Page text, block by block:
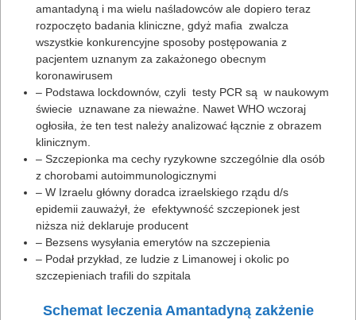
amantadyną i ma wielu naśladowców ale dopiero teraz
rozpoczęto badania kliniczne, gdyż mafia zwalcza
wszystkie konkurencyjne sposoby postępowania z
pacjentem uznanym za zakażonego obecnym
koronawirusem
– Podstawa lockdownów, czyli testy PCR są w naukowym
świecie uznawane za nieważne. Nawet WHO wczoraj
ogłosiła, że ten test należy analizować łącznie z obrazem
klinicznym.
– Szczepionka ma cechy ryzykowne szczególnie dla osób
z chorobami autoimmunologicznymi
– W Izraelu główny doradca izraelskiego rządu d/s
epidemii zauważył, że efektywność szczepionek jest
niższa niż deklaruje producent
– Bezsens wysyłania emerytów na szczepienia
– Podał przykład, ze ludzie z Limanowej i okolic po
szczepieniach trafili do szpitala
Schemat leczenia Amantadyną zakżenie